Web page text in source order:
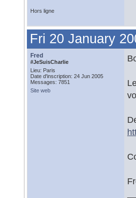
Hors ligne
Fri 20 January
Fred
#JeSuisCharlie
Lieu: Paris
Date d'inscription: 24 Jun 2005
Messages: 7851
Site web